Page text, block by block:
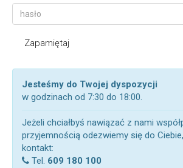
Zapamiętaj
Jesteśmy do Twojej dyspozycji
w godzinach od 7:30 do 18:00.
Jeżeli chciałbyś nawiązać z nami
przyjemnością odezwiemy się do
kontakt:
Tel. 609 180 100